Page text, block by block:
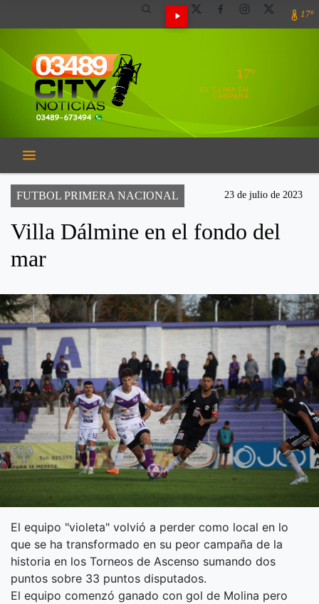
17º
17º
EL CLIMA EN
CAMPANA
FUTBOL PRIMERA NACIONAL 23 de julio de 2023
Villa Dálmine en el fondo del
mar
El equipo "violeta" volvió a perder como local en lo
que se ha transformado en su peor campaña de la
historia en los Torneos de Ascenso sumando dos
puntos sobre 33 puntos disputados.
El equipo comenzó ganado con gol de Molina pero